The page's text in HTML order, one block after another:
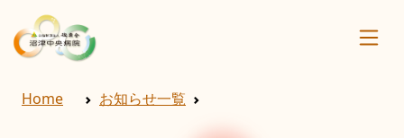
Home お知らせ一覧